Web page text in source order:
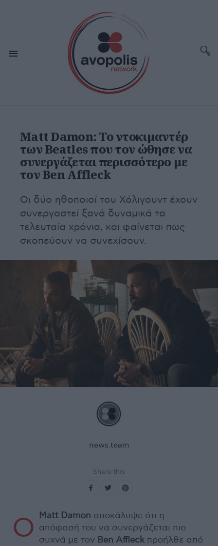
Matt Damon: Το ντοκιμαντέρ
των Beatles που τον ώθησε να
συνεργάζεται περισσότερο με
τον Ben Affleck
Οι δύο ηθοποιοί του Χόλιγουντ έχουν
συνεργαστεί ξανά δυναμικά τα
τελευταία χρόνια, και φαίνεται πως
σκοπεύουν να συνεχίσουν.
news.team
Share this
Ο Matt Damon αποκάλυψε ότι η
απόφασή του να συνεργάζεται πιο
συχνά με τον Ben Affleck προήλθε από